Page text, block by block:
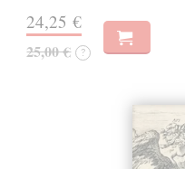
24,25 €
25,00 € ?